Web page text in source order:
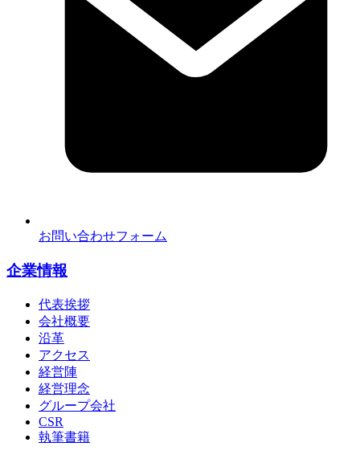
お問い合わせフォーム
企業情報
代表挨拶
会社概要
沿革
アクセス
経営陣
経営理念
グループ会社
CSR
執筆書籍